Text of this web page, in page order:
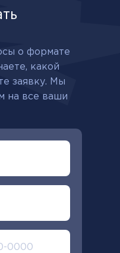
о формате
какой
заявку. Мы
на все ваши